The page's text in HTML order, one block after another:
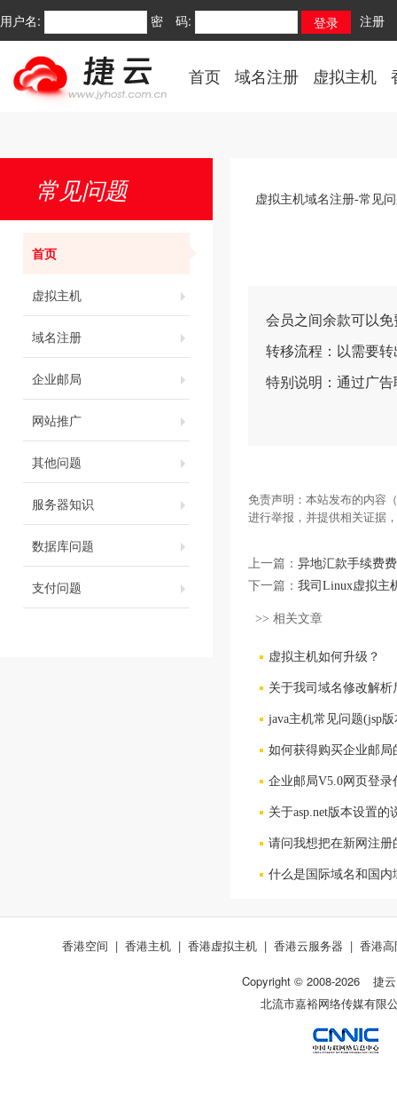
用户名: 密 码: 注册
首页 域名注册 虚拟主机
常见问题
首页
虚拟主机
域名注册
企业邮局
网站推广
其他问题
服务器知识
数据库问题
支付问题
虚拟主机域名注册-常见
会员之间余款可以
转移流程：以需要
特别说明：通过广
免责声明：本站发布的内容
进行举报，并提供相关证据
上一篇： 异地汇款手续费
下一篇： 我司Linux虚拟主
>> 相关文章
虚拟主机如何升级？
关于我司域名修改解
java主机常见问题(jsp
如何获得购买企业邮局
企业邮局V5.0网页登录
关于asp.net版本设置的
请问我想把在新网注
什么是国际域名和国
香港空间 | 香港主机 | 香港虚拟主机 | 香港云服务器 | 香港
Copyright © 2008-2026
捷云
北流市嘉裕网络传媒有限